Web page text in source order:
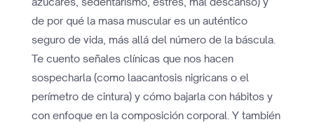
de por qué la masa muscular es un auténtico
seguro de vida, más allá del número de la báscula.
Te cuento señales clínicas que nos hacen
sospecharla (como laacantosis nigricans o el
perímetro de cintura) y cómo bajarla con hábitos y
con enfoque en la composición corporal. Y también